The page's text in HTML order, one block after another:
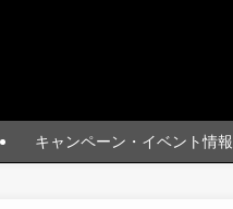
キャンペーン・イベント情報